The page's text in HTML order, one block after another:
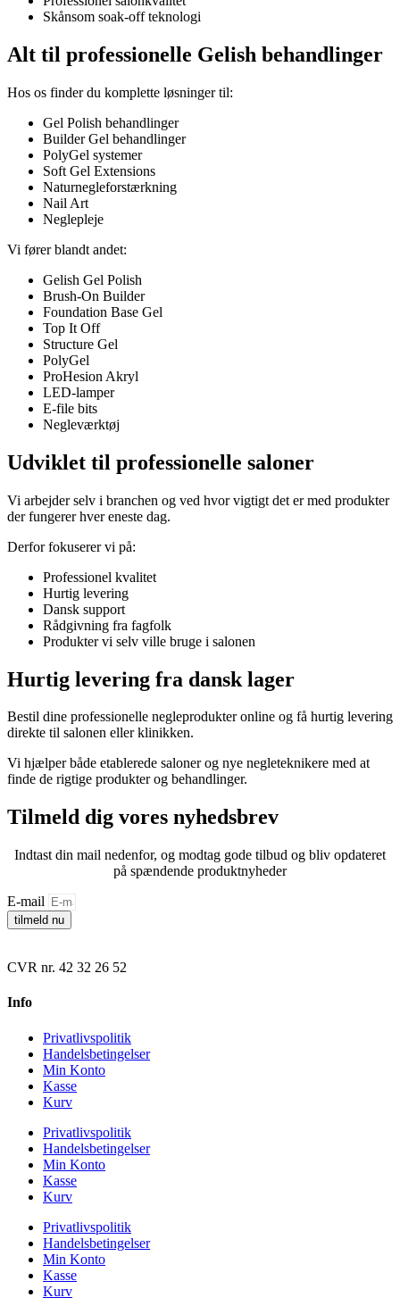
Skånsom soak-off teknologi
Alt til professionelle Gelish behandlinger
Hos os finder du komplette løsninger til:
Gel Polish behandlinger
Builder Gel behandlinger
PolyGel systemer
Soft Gel Extensions
Naturnegleforstærkning
Nail Art
Neglepleje
Vi fører blandt andet:
Gelish Gel Polish
Brush-On Builder
Foundation Base Gel
Top It Off
Structure Gel
PolyGel
ProHesion Akryl
LED-lamper
E-file bits
Negleværktøj
Udviklet til professionelle saloner
Vi arbejder selv i branchen og ved hvor vigtigt det er med produkter
der fungerer hver eneste dag.
Derfor fokuserer vi på:
Professionel kvalitet
Hurtig levering
Dansk support
Rådgivning fra fagfolk
Produkter vi selv ville bruge i salonen
Hurtig levering fra dansk lager
Bestil dine professionelle negleprodukter online og få hurtig levering
direkte til salonen eller klinikken.
Vi hjælper både etablerede saloner og nye negleteknikere med at
finde de rigtige produkter og behandlinger.
Tilmeld dig vores nyhedsbrev
Indtast din mail nedenfor, og modtag gode tilbud og bliv opdateret
på spændende produktnyheder
E-mail
tilmeld nu
CVR nr. 42 32 26 52
Info
Privatlivspolitik
Handelsbetingelser
Min Konto
Kasse
Kurv
Privatlivspolitik
Handelsbetingelser
Min Konto
Kasse
Kurv
Privatlivspolitik
Handelsbetingelser
Min Konto
Kasse
Kurv